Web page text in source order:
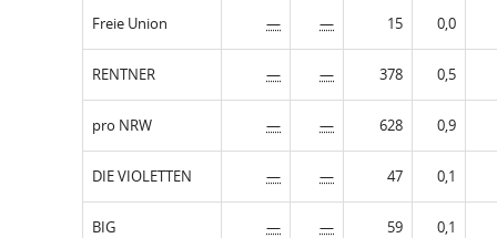
Freie Union — — 15 0,0
RENTNER — — 378 0,5
pro NRW — — 628 0,9
DIE VIOLETTEN — — 47 0,1
BIG — — 59 0,1